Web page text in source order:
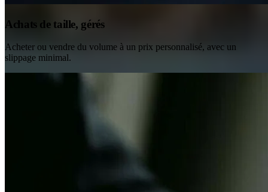
Achats de taille, gérés
Acheter ou vendre du volume à un prix personnalisé, avec un
slippage minimal.